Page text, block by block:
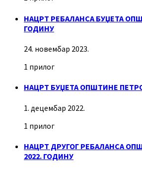
НАЦРТ РЕБАЛАНСА БУЏЕТА
ГОДИНУ
24. новембар 2023.
1 прилог
НАЦРТ БУЏЕТА ОПШТИНЕ
1. децембар 2022.
1 прилог
НАЦРТ ДРУГОГ РЕБАЛАНСА
2022. ГОДИНУ